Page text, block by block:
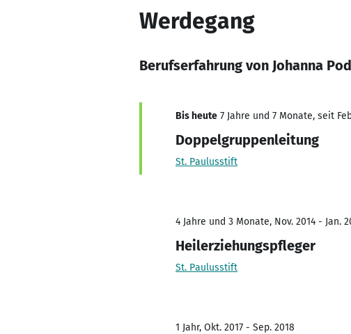
Werdegang
Berufserfahrung von Johanna
Bis heute 7 Jahre und 7 Monate, seit
Doppelgruppenleitung
St. Paulusstift
4 Jahre und 3 Monate, Nov. 2014 - Jan.
Heilerziehungspfleger
St. Paulusstift
1 Jahr, Okt. 2017 - Sep. 2018